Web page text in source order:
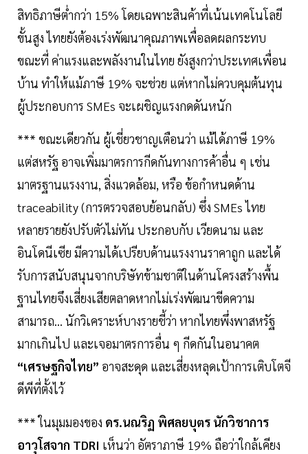
สิทธิภาษีต่ำกว่า 15% โดยเฉพาะสินค้าที่เน้นเทคโนโลยี
ขั้นสูง ไทยยังต้องเร่งพัฒนาคุณภาพเพื่อลดผลกระทบ
ขณะที่ ค่าแรงและพลังงานในไทย ยังสูงกว่าประเทศเพื่อน
บ้าน ทำให้แม้ภาษี 19% จะช่วย แต่หากไม่ควบคุมต้นทุน
ผู้ประกอบการ SMEs จะเผชิญแรงกดดันหนัก
*** ขณะเดียวกัน ผู้เชี่ยวชาญเตือนว่า แม้ได้ภาษี 19%
แต่สหรัฐ อาจเพิ่มมาตรการกีดกันทางการค้าอื่น ๆ เช่น
มาตรฐานแรงงาน, สิ่งแวดล้อม, หรือ ข้อกำหนดด้าน
traceability (การตรวจสอบย้อนกลับ) ซึ่ง SMEs ไทย
หลายรายยังปรับตัวไม่ทัน ประกอบกับ เวียดนาม และ
อินโดนีเซีย มีความได้เปรียบด้านแรงงานราคาถูก และได้
รับการสนับสนุนจากบริษัทข้ามชาติในด้านโครงสร้างพื้น
ฐานไทยจึงเสี่ยงเสียตลาดหากไม่เร่งพัฒนาขีดความ
สามารถ... นักวิเคราะห์บางรายชี้ว่า หากไทยพึ่งพาสหรัฐ
มากเกินไป และเจอมาตรการอื่น ๆ กีดกันในอนาคต
“เศรษฐกิจไทย” อาจสะดุด และเสี่ยงหลุดเป้าการเติบโตจี
ดีพีที่ตั้งไว้
*** ในมุมมองของ ดร.นณริฏ พิศลยบุตร นักวิชาการ
อาวุโสจาก TDRI เห็นว่า อัตราภาษี 19% ถือว่าใกล้เคียง